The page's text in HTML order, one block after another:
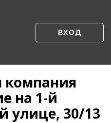
ВХОД
компания
на 1-й
улице, 30/13